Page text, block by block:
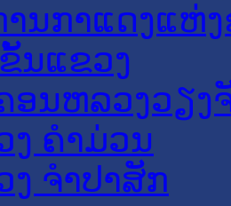
ານກາແດງແຫ່
ນແຂວງ
ອນ​ຫລວງວຽງ
ງ ຄໍາມ່ວນ
ງ ຈໍາປາສັກ